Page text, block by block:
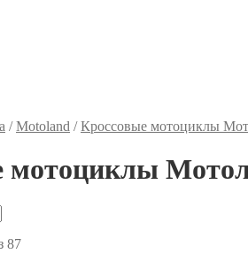
/Motoland /Кроссовые мотоциклы
мотоциклы
87